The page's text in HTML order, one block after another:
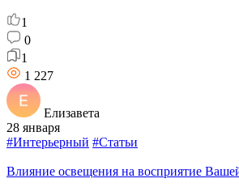
1
0
1
1 227
Елизавета
28 января
#Интерьерный #Статьи
Влияние освещения на восприятие